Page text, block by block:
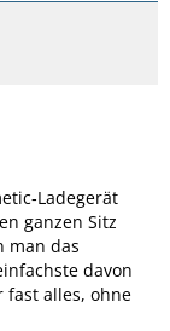
ganzen Sitz
man das
davon
fast alles, ohne